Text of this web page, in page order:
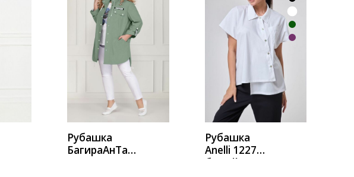
Рубашка
БагираАнТа
КУПИТЬ
Рубашка
Anelli 1227
белый
КУПИТЬ